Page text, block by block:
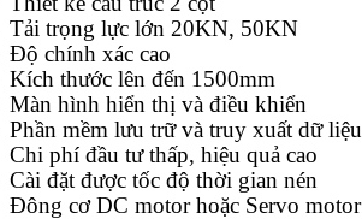
Tải trọng lực lớn 20KN, 50KN
Độ chính xác cao
Kích thước lên đến 1500mm
Màn hình hiển thị và điều khiển
Phần mềm lưu trữ và truy xuất dữ liệu
Chi phí đầu tư thấp, hiệu quả cao
Cài đặt được tốc độ thời gian nén
Đông cơ DC motor hoặc Servo motor